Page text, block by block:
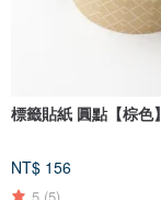
標籤貼紙 圓點【棕色】
NT$ 156